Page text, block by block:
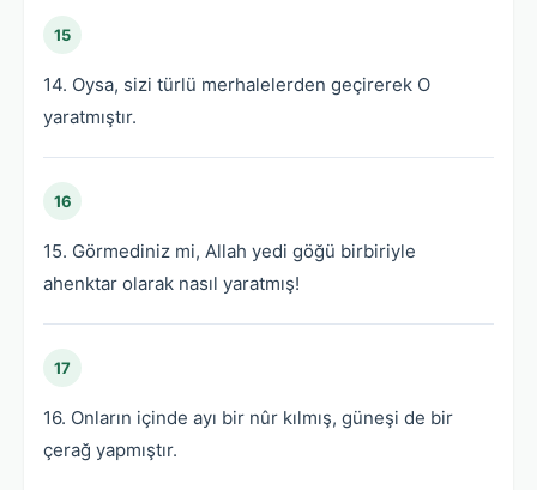
15
14. Oysa, sizi türlü merhalelerden geçirerek O
yaratmıştır.
16
15. Görmediniz mi, Allah yedi göğü birbiriyle
ahenktar olarak nasıl yaratmış!
17
16. Onların içinde ayı bir nûr kılmış, güneşi de bir
çerağ yapmıştır.